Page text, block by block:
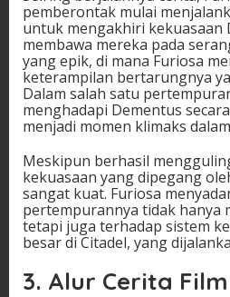
pemberontak mulai
untuk mengakhiri kekuasaan
membawa mereka pada
yang epik, di mana Furiosa
keterampilan bertarungnya
Dalam salah satu
menghadapi Dementus
menjadi momen klimaks
Meskipun berhasil
kekuasaan yang dipegang
sangat kuat. Furiosa
pertempurannya tidak hanya
tetapi juga terhadap sistem
besar di Citadel, yang
3. Alur Cerita